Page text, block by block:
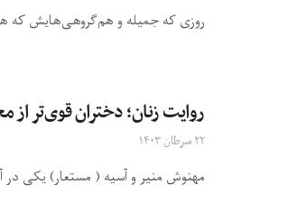
روزی که جمیله و هم‌گروهی‌هایش که
روایت زنان؛ دختران قوی‌تر
۲۲ سرطان ۱۴۰۳
مهنوش منیر و آسیه ( مستعار) یکی در